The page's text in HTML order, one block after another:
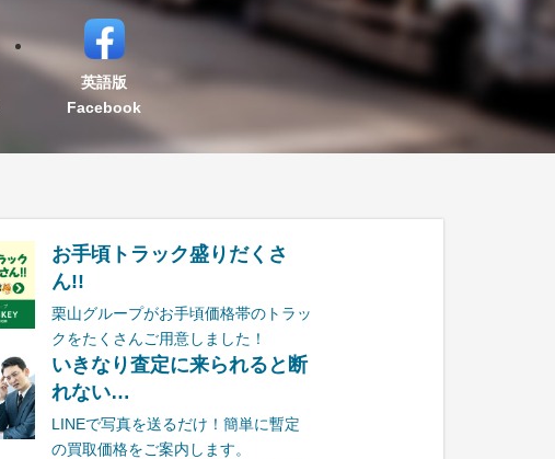
英語版
Facebook
お手頃トラック盛りだくさ
ん!!
栗山グループがお手頃価格帯のトラッ
クをたくさんご用意しました！
いきなり査定に来られると断
れない…
LINEで写真を送るだけ！簡単に暫定
の買取価格をご案内します。